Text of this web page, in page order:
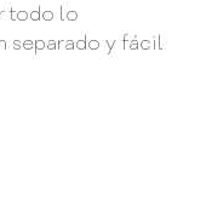
todo lo
separado y fácil